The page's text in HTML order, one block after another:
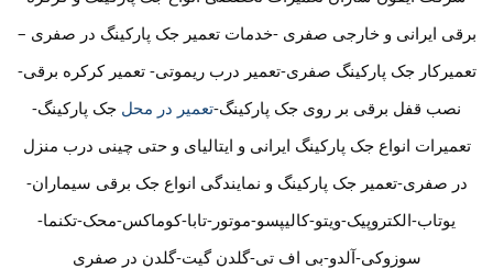
برقی ایرانی و خارجی صفری -خدمات تعمیر جک پارکینگ در صفری –
تعمیرکار جک پارکینگ صفری-تعمیر درب ریموتی- تعمیر کرکره برقی-
نصب قفل برقی بر روی جک پارکینگ-تعمیر در محل جک پارکینگ-
تعمیرات انواع جک پارکینگ ایرانی و ایتالیای و حتی چینی درب منزل
در صفری-تعمیر جک پارکینگ و نمایندگی انواع جک برقی سیماران-
یوتاب-الکتروپیک-ویتو-کالیپسو-موتور-تابا-کوماکس-محک-تکنما-
سوزوکی-آلدو-بی اف تی-گلدن گیت-گلدن در صفری